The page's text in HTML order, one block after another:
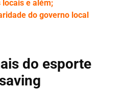
e além;
do governo local
do esporte